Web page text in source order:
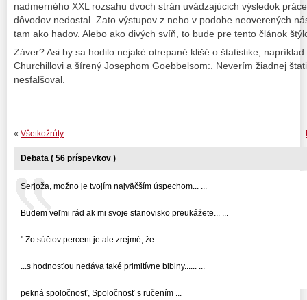
nadmerného XXL rozsahu dvoch strán uvádzajúcich výsledok
dôvodov nedostal. Zato výstupov z neho v podobe neoverených
tam ako hadov. Alebo ako divých svíň, to bude pre tento článok
Záver? Asi by sa hodilo nejaké otrepané klišé o štatistike,
Churchillovi a šírený Josephom Goebbelsom:. Neverím žiadnej
nesfalšoval.
« Všetkožrúty
Debata ( 56 príspevkov )
Serjoža, možno je tvojím najväčším úspechom... ...
Budem veľmi rád ak mi svoje stanovisko preukážete... ...
" Zo súčtov percent je ale zrejmé, že ...
...s hodnosťou nedáva také primitívne blbiny...... ...
pekná spoločnosť, Spoločnosť s ručením ...